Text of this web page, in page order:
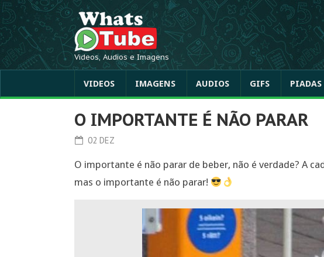
Videos, Audios e Imagens
VIDEOS IMAGENS AUDIOS GIFS PIADAS
O IMPORTANTE É NÃO PARAR
02 DEZ
O importante é não parar de beber, não é verdade? A
mas o importante é não parar!